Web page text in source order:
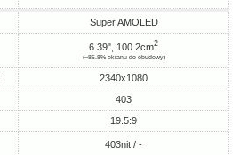
Super AMOLED
6.39", 100.2cm2
(~85.8% ekranu do obudowy)
2340x1080
403
19.5:9
403nit / -